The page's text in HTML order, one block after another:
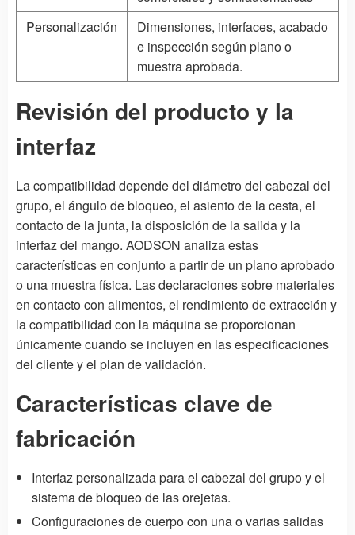
Personalización
Dimensiones, interfaces, acabado
e inspección según plano o
muestra aprobada.
Revisión del producto y la
interfaz
La compatibilidad depende del diámetro del cabezal del
grupo, el ángulo de bloqueo, el asiento de la cesta, el
contacto de la junta, la disposición de la salida y la
interfaz del mango. AODSON analiza estas
características en conjunto a partir de un plano aprobado
o una muestra física. Las declaraciones sobre materiales
en contacto con alimentos, el rendimiento de extracción y
la compatibilidad con la máquina se proporcionan
únicamente cuando se incluyen en las especificaciones
del cliente y el plan de validación.
Características clave de
fabricación
Interfaz personalizada para el cabezal del grupo y el
sistema de bloqueo de las orejetas.
Configuraciones de cuerpo con una o varias salidas